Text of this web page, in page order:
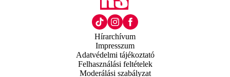
Hírarchívum
Impresszum
Adatvédelmi tájékoztató
Felhasználási feltételek
Moderálási szabályzat